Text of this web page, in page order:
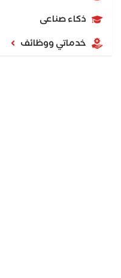
ذكاء صناعى
خدماتي ووظائف